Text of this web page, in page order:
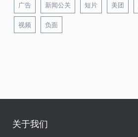
广告 新闻公关 短片 美团
视频 负面
关于我们